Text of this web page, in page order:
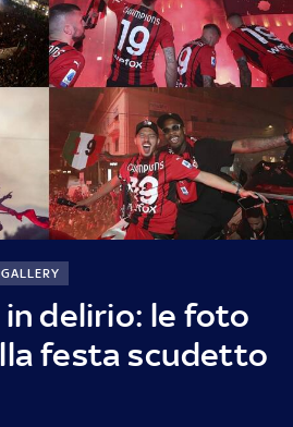
delirio: le foto
festa scudetto